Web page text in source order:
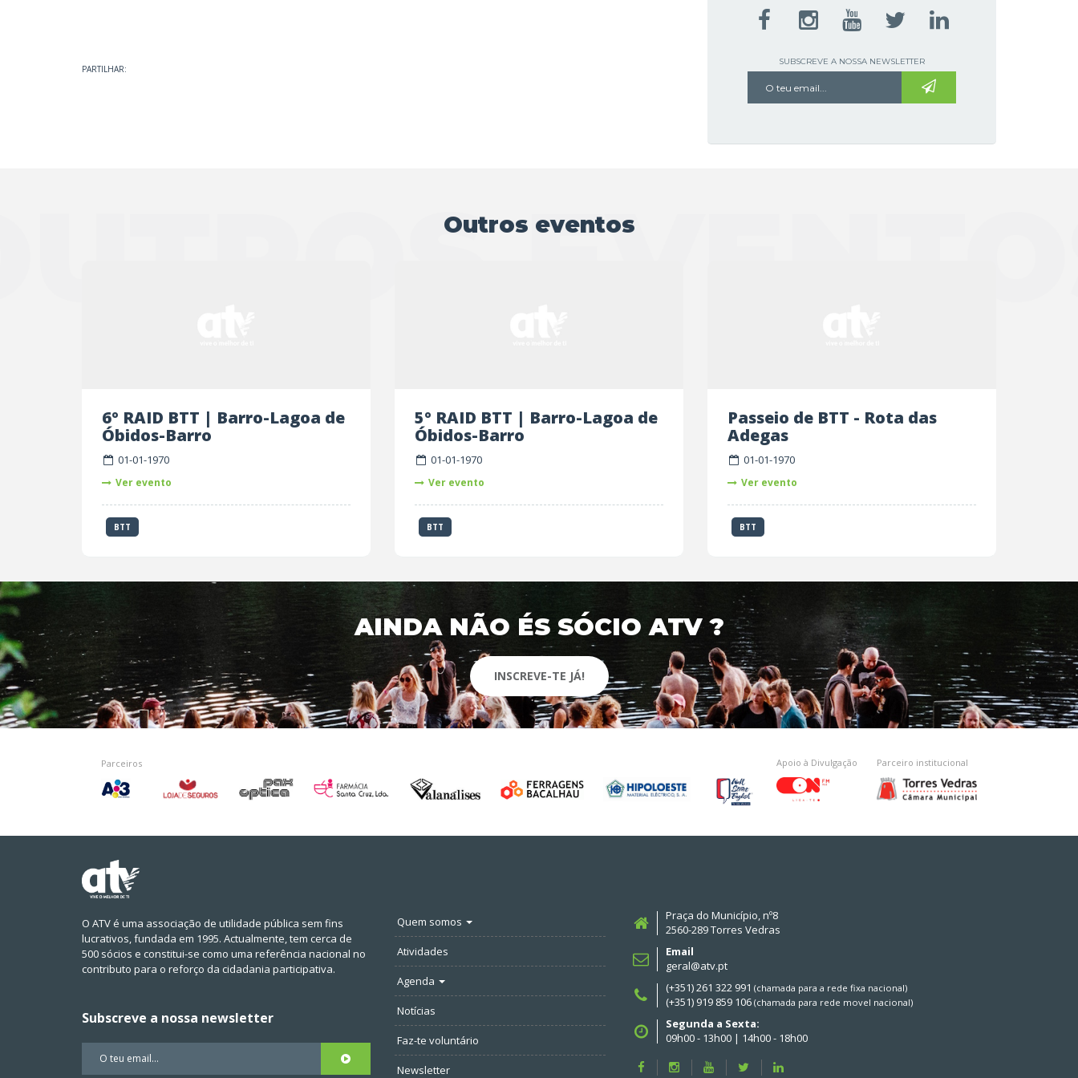
PARTILHAR:
SUBSCREVE A NOSSA NEWSLETTER
Outros eventos
6º RAID BTT | Barro-Lagoa de
Óbidos-Barro
01-01-1970
Ver evento
BTT
5º RAID BTT | Barro-Lagoa de
Óbidos-Barro
01-01-1970
Ver evento
BTT
Passeio de BTT - Rota das
Adegas
01-01-1970
Ver evento
BTT
AINDA NÃO ÉS SÓCIO ATV ?
INSCREVE-TE JÁ!
Parceiros Apoio à Divulgação Parceiro institucional
O ATV é uma associação de utilidade pública sem fins
lucrativos, fundada em 1995. Actualmente, tem cerca de
500 sócios e constitui-se como uma referência nacional no
contributo para o reforço da cidadania participativa.
Subscreve a nossa newsletter
Quem somos
Atividades
Agenda
Notícias
Faz-te voluntário
Newsletter
Praça do Município, nº8
2560-289 Torres Vedras
Email
geral@atv.pt
(+351) 261 322 991 (chamada para a rede fixa nacional)
(+351) 919 859 106 (chamada para rede movel nacional)
Segunda a Sexta:
09h00 - 13h00 | 14h00 - 18h00